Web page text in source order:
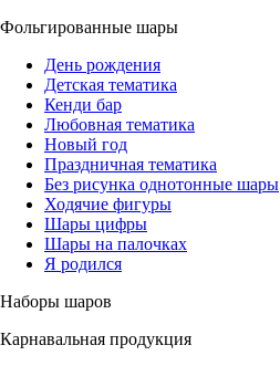
Фольгированные шары
День рождения
Детская тематика
Кенди бар
Любовная тематика
Новый год
Праздничная тематика
Без рисунка однотонные шары
Ходячие фигуры
Шары цифры
Шары на палочках
Я родился
Наборы шаров
Карнавальная продукция